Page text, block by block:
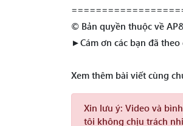
© Bản quyền thuộc về
►Cám ơn các bạn đã
Xem thêm bài viết cùng
Xin lưu ý: Video và
tôi không chịu trách